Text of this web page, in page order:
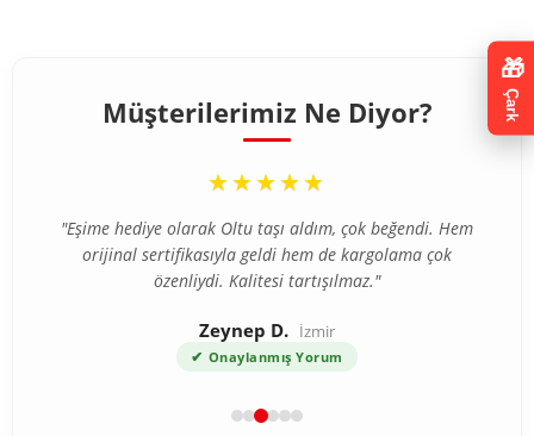
Müşterilerimiz Ne Diyor?
“
★★★★★
"Eşime hediye olarak Oltu taşı aldım, çok beğendi. Hem
orijinal sertifikasıyla geldi hem de kargolama çok
özenliydi. Kalitesi tartışılmaz."
Zeynep D. İzmir
✔ Onaylanmış Yorum
🎁
Çark